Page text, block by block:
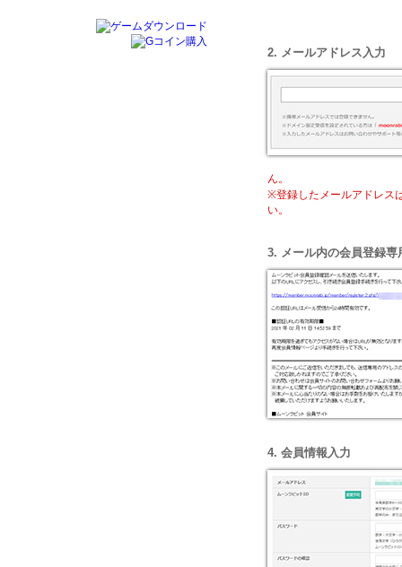
2. メールアドレス入力
ん。
※登録したメールアドレス
い。
3. メール内の会員登録専
4. 会員情報入力